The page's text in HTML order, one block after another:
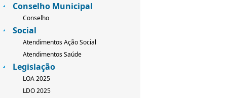
Conselho Municipal
Conselho
Social
Atendimentos Ação Social
Atendimentos Saúde
Legislação
LOA 2025
LDO 2025